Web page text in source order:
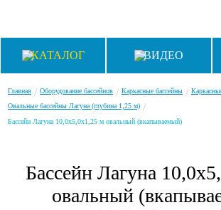
КАТАЛОГ ВИДЕО
Главная / Оборудование бассейнов / Каркасные бассейны /
Овальные бассейны Лагуна (глубина 1,25 м) /
Бассейн Лагуна 10,0х5,0х1,25 м овальный (вкапываемый)
Бассейн Лагуна
овальный